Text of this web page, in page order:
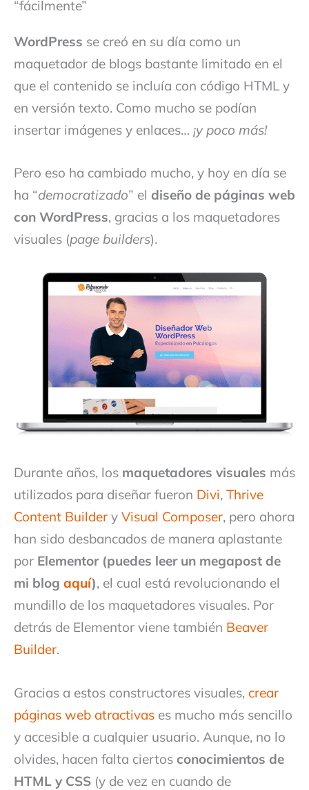
“fácilmente”
WordPress se creó en su día como un
maquetador de blogs bastante limitado en el
que el contenido se incluía con código HTML y
en versión texto. Como mucho se podían
insertar imágenes y enlaces… ¡y poco más!
Pero eso ha cambiado mucho, y hoy en día se
ha “democratizado” el diseño de páginas web
con WordPress, gracias a los maquetadores
visuales (page builders).
Durante años, los maquetadores visuales más
utilizados para diseñar fueron Divi, Thrive
Content Builder y Visual Composer, pero ahora
han sido desbancados de manera aplastante
por Elementor (puedes leer un megapost de
mi blog aquí), el cual está revolucionando el
mundillo de los maquetadores visuales. Por
detrás de Elementor viene también Beaver
Builder.
Gracias a estos constructores visuales, crear
páginas web atractivas es mucho más sencillo
y accesible a cualquier usuario. Aunque, no lo
olvides, hacen falta ciertos conocimientos de
HTML y CSS (y de vez en cuando de